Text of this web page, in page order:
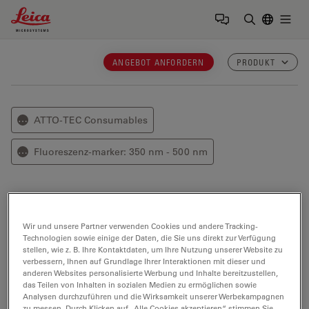
Leica Microsystems Logo
ANGEBOT ANFORDERN PRODUKT
⋯ ATTO-TEC Consumables
⋯ Fluoreszenz-marker: 350 nm - 500 nm
Cyan 500 NHS-Esterist ein aminreaktives
Fluoreszenzlabel.
Optische Eigenschaften (in PBS, pH 7.4)
Wir und unsere Partner verwenden Cookies und andere Tracking-
Technologien sowie einige der Daten, die Sie uns direkt zur Verfügung
stellen, wie z. B. Ihre Kontaktdaten, um Ihre Nutzung unserer Website zu
verbessern, Ihnen auf Grundlage Ihrer Interaktionen mit dieser und
anderen Websites personalisierte Werbung und Inhalte bereitzustellen,
das Teilen von Inhalten in sozialen Medien zu ermöglichen sowie
Analysen durchzuführen und die Wirksamkeit unserer Werbekampagnen